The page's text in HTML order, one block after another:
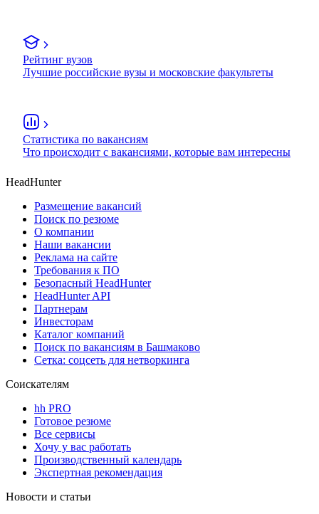
Рейтинг вузов
Лучшие российские вузы и московские факультеты
Статистика по вакансиям
Что происходит с вакансиями, которые вам интересны
HeadHunter
Размещение вакансий
Поиск по резюме
О компании
Наши вакансии
Реклама на сайте
Требования к ПО
Безопасный HeadHunter
HeadHunter API
Партнерам
Инвесторам
Каталог компаний
Поиск по вакансиям в Башмаково
Сетка: соцсеть для нетворкинга
Соискателям
hh PRO
Готовое резюме
Все сервисы
Хочу у вас работать
Производственный календарь
Экспертная рекомендация
Новости и статьи